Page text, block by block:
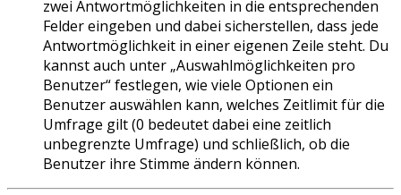
zwei Antwortmöglichkeiten in die entsprechenden
Felder eingeben und dabei sicherstellen, dass jede
Antwortmöglichkeit in einer eigenen Zeile steht. Du
kannst auch unter „Auswahlmöglichkeiten pro
Benutzer“ festlegen, wie viele Optionen ein
Benutzer auswählen kann, welches Zeitlimit für die
Umfrage gilt (0 bedeutet dabei eine zeitlich
unbegrenzte Umfrage) und schließlich, ob die
Benutzer ihre Stimme ändern können.